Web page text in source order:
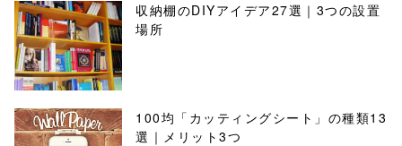
収納棚のDIYアイデア27選｜3つの設置
場所
100均「カッティングシート」の種類13
選｜メリット3つ